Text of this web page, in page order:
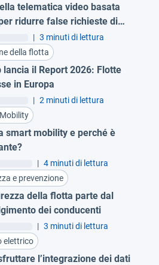
telematica video basata
ridurre false richieste di
assicurativo
| 3 minuti di lettura
della flotta
lancia il Report 2026: Flotte
in Europa
| 2 minuti di lettura
smart mobility e perché è
| 4 minuti di lettura
e prevenzione
della flotta parte dal
dei conducenti
| 3 minuti di lettura
elettrico
l’integrazione dei dati